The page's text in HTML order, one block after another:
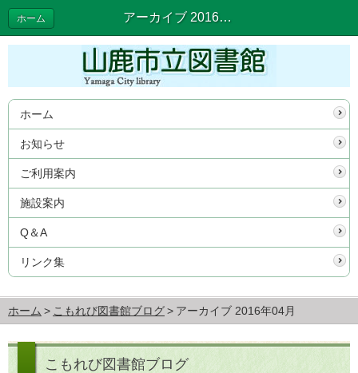
アーカイブ 2016年04月 | こもれび図書館ブログ
ホーム
ホーム
お知らせ
ご利用案内
施設案内
Q＆A
リンク集
ホーム こもれび図書館ブログ アーカイブ 2016年04月
こもれび図書館ブログ